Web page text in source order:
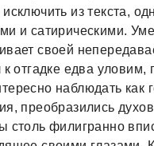
из текста,
и сатирическими.
своей
к отгадке едва
наблюдать
преобразились
столь филигранно